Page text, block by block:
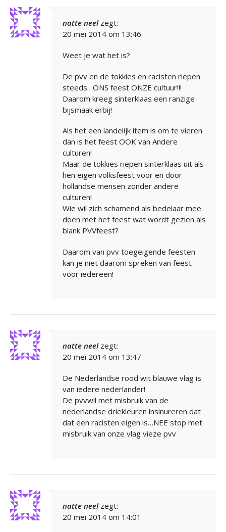
natte neel zegt:
20 mei 2014 om 13:46
Weet je wat het is?
De pvv en de tokkies en racisten riepen
steeds…ONS feest ONZE cultuur!!!
Daarom kreeg sinterklaas een ranzige
bijsmaak erbij!
Als het een landelijk item is om te vieren
dan is het feest OOK van Andere
culturen!
Maar de tokkies riepen sinterklaas uit als
hen eigen volksfeest voor en door
hollandse mensen zonder andere
culturen!
Wie wil zich schamend als bedelaar mee
doen met het feest wat wordt gezien als
blank PVVfeest?
Daarom van pvv toegeigende feesten
kan je niet daarom spreken van feest
voor iedereen!
natte neel zegt:
20 mei 2014 om 13:47
De Nederlandse rood wit blauwe vlag is
van iedere nederlander!
De pvvwil met misbruik van de
nederlandse driekleuren insinureren dat
dat een racisten eigen is…NEE stop met
misbruik van onze vlag vieze pvv
natte neel zegt:
20 mei 2014 om 14:01